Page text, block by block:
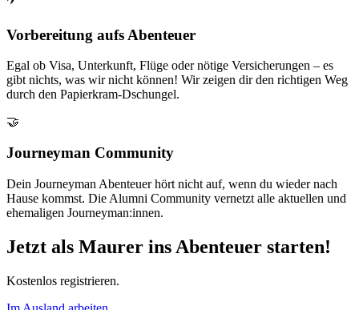
Vorbereitung aufs Abenteuer
Egal ob Visa, Unterkunft, Flüge oder nötige Versicherungen – es
gibt nichts, was wir nicht können! Wir zeigen dir den richtigen Weg
durch den Papierkram-Dschungel.
🤝
Journeyman Community
Dein Journeyman Abenteuer hört nicht auf, wenn du wieder nach
Hause kommst. Die Alumni Community vernetzt alle aktuellen und
ehemaligen Journeyman:innen.
Jetzt als Maurer ins Abenteuer starten!
Kostenlos registrieren.